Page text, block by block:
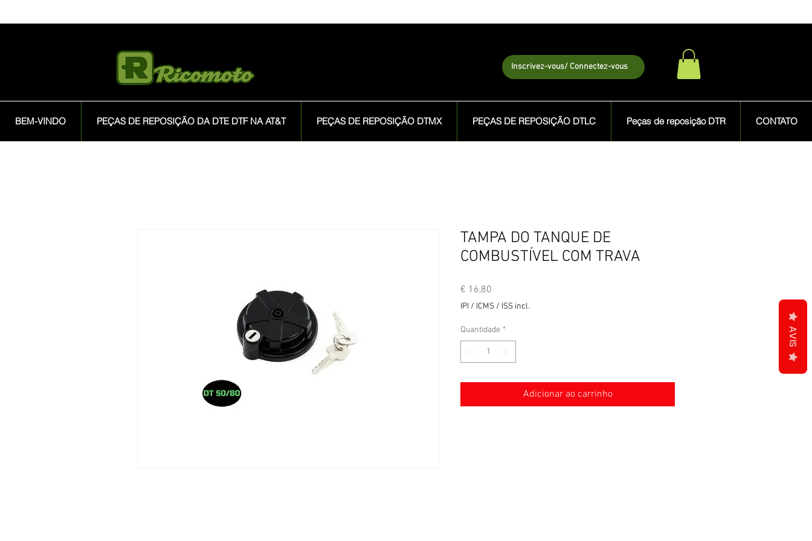
Inscrivez-vous/ Connectez-vous
BEM-VINDO PEÇAS DE REPOSIÇÃO DA DTE DTF NA AT&T PEÇAS DE REPOSIÇÃO DTMX PEÇAS DE REPOSIÇÃO DTLC Peças de reposição DTR CONTATO
TAMPA DO TANQUE DE
COMBUSTÍVEL COM TRAVA
€ 16,80
IPI / ICMS / ISS incl.
Quantidade *
Adicionar ao carrinho
AVIS